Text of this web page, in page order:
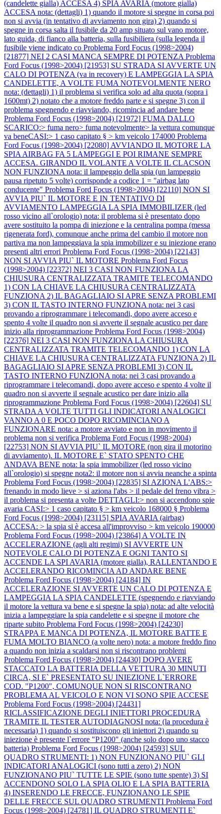
(candelette gialla) ACCESA 4) SPIA AVARIA (motore gialla)
ACCESA nota: (dettagli) 1) quando il motore si spegne in corsa poi
non si avvia (in tentativo di avviamento non gira) 2) quando si
spegne in corsa salta il fusibile da 20 amp situato sul vano motore,
lato guida, di fianco alla batteria, sulla fusibiliera (sulla legenda il
fusibile viene indicato co Problema Ford Focus (1998>2004)
[21877] NEI 2 CASI MANCA SEMPRE DI POTENZA Problema
Ford Focus (1998>2004) [21953] SU STRADA SI AVVERTE UN
CALO DI POTENZA (va in recovery) E LAMPEGGIA LA SPIA
CANDELETTE, A VOLTE FUMA NOTEVOLMENTE NERO
nota: (dettagli) 1) il problema si verifica solo ad alta quota (sopra i
1600mt) 2) notato che a motore freddo parte e si spegne 3) con il
problema spegnendo e riavviando, ricomincia ad andare bene
Problema Ford Focus (1998>2004) [21972] FUMA DALLO
SCARICO:> fuma nero> fuma notevolmente> la vettura comunque
va beneCASI:> 1 caso capitato § > km veicolo 174000 Problema
Ford Focus (1998>2004) [22080] AVVIANDO IL MOTORE LA
SPIA AIRBAG FA 5 LAMPEGGI E POI RIMANE SEMPRE
ACCESA. GIRANDO IL VOLANTE A VOLTE IL CLACSON
NON FUNZIONA nota: il lampeggio della spia (un lampeggio
pausa ripetuto 5 volte) corrisponde a codice 1 = "airbag lato
conducente" Problema Ford Focus (1998>2004) [22110] NON SI
AVVIA PIU` IL MOTORE E IN TENTATIVO DI
AVVIAMENTO LAMPEGGIA LA SPIA IMMOBILIZER (led
rosso vicino all`orologio) nota: il problema si è presentato dopo
avere sostituito la pompa di iniezione e la centralina pompa (messa
rigenerata ford), comunque anche prima del cambio il motore non
partiva ma non lampeggiava la spia immobilizer e su iniezione erano
presenti altri errori Problema Ford Focus (1998>2004) [22143]
NON SI AVVIA PIU` IL MOTORE Problema Ford Focus
(1998>2004) [22372] NEI 3 CASI NON FUNZIONA LA
CHIUSURA CENTRALIZZATA TRAMITE TELECOMANDO
1) CON LA CHIAVE LA CHIUSURA CENTRALIZZATA
FUNZIONA 2) IL BAGAGLIAIO SI APRE SENZA PROBLEMI
3) CON IL TASTO INTERNO FUNZIONA nota: nei 3 casi
provando a riprogrammare i telecomandi, dopo avere acceso e
spento 4 volte il quadro non si avverte il segnale acustico per dare
inizio alla riprogrammazione Problema Ford Focus (1998>2004)
[22376] NEI 3 CASI NON FUNZIONA LA CHIUSURA
CENTRALIZZATA TRAMITE TELECOMANDO 1) CON LA
CHIAVE LA CHIUSURA CENTRALIZZATA FUNZIONA 2) IL
BAGAGLIAIO SI APRE SENZA PROBLEMI 3) CON IL
TASTO INTERNO FUNZIONA nota: nei 3 casi provando a
riprogrammare i telecomandi, dopo avere acceso e spento 4 volte il
quadro non si avverte il segnale acustico per dare inizio alla
riprogrammazione Problema Ford Focus (1998>2004) [22604] SU
STRADA A VOLTE TUTTI GLI INDICATORI ANALOGICI
VANNO A 0 E POCO DOPO RICOMINCIANO A
FUNZIONARE nota: a motore avviato e non in movimento il
problema non si verifica Problema Ford Focus (1998>2004)
[22753] NON SI AVVIA PIU` IL MOTORE (non gira il motorino
di avviamento). IL MOTORE E` STATO SPENTO CHE
ANDAVA BENE nota: la spia immobilizer (led rosso vicino
all`orologio) si spegne nota2: il motore non si avvia neanche a spinta
Problema Ford Focus (1998>2004) [22835] SI AZIONA L'ABS:>
frenando in modo lieve > si aziona l'abs > il pedale del freno vibra >
il problema si presenta a volte DETTAGLI:> non si accendono spie
avaria CASI:> 1 caso capitato § > km veicolo 168000 § Problema
Ford Focus (1998>2004) [23115] SPIA AVARIA (airbag)
ACCESA: > la spia si è accesa all'improvviso > km veicolo 190000
Problema Ford Focus (1998>2004) [23864] A VOLTE IN
ACCELERAZIONE (agli alti regimi) SI AVVERTE UN
NOTEVOLE CALO DI POTENZA E OGNI TANTO SI
ACCENDE LA SPI AVARIA (motore gialla), RALLENTANDO E
ACCELERANDO RICOMINCIA AD ANDARE BENE
Problema Ford Focus (1998>2004) [24184] IN
ACCELERAZIONE SI AVVERTE UN CALO DI POTENZA E
LAMPEGGIA LA SPIA CANDELETTE (spegnendo e riavviando
il motore la vettura va bene e si spegne la spia) nota: ad alte velocità
inizia a lampeggiare la spia candelette e si spegne il motore che
riparte subito Problema Ford Focus (1998>2004) [24230]
STRAPPA E MANCA DI POTENZA, IL MOTORE BATTE E
FUMA MOLTO BIANCO (a volte nero) nota: a motore freddo fino
a quando non inizia a scaldarsi non si riscontrano problemi
Problema Ford Focus (1998>2004) [24430] DOPO AVERE
STACCATO LA BATTERIA DELLA VETTURA 30 MINUTI
CIRCA, SI E` PRESENTATO SU INIEZIONE L`ERRORE
COD. "P1200", COMUNQUE NON SI RISCONTRANO
PROBLEMA AL VEICOLO E NON VI SONO SPIE ACCESE
Problema Ford Focus (1998>2004) [24431]
RICLASSIFICAZIONE DEGLI INIETTORI PROCEDURA
TRAMITE IL TESTER AUTODIAGNOSI nota: (la procedura è
necessaria) 1) quando si sostituiscono gli iniettori 2) quando su
iniezione è presente l`errore "P1200" (anche solo dopo uno stacco
batteria) Problema Ford Focus (1998>2004) [24593] SUL
QUADRO STRUMENTI: 1) NON FUNZIONANO PIU` GLI
INDICATORI ANALOGICI (sono tutti a zero) 2) NON
FUNZIONANO PIU` TUTTE LE SPIE (sono tutte spente) 3) SI
ACCENDONO SOLO LA SPIA OLIO E LA SPIA BATTERIA
4) INSERENDO LE FRECCE, FUNZIONANO LE SPIE
DELLE FRECCE SUL QUADRO STRUMENTI Problema Ford
Focus (1998>2004) [24781] IL QUADRO STRUMENTI E`